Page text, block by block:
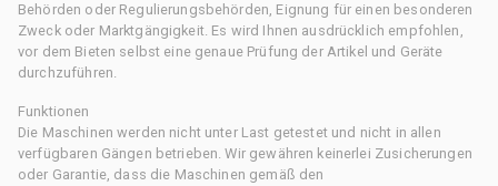
Behörden oder Regulierungsbehörden, Eignung für einen besonderen
Zweck oder Marktgängigkeit. Es wird Ihnen ausdrücklich empfohlen,
vor dem Bieten selbst eine genaue Prüfung der Artikel und Geräte
durchzuführen.
Funktionen
Die Maschinen werden nicht unter Last getestet und nicht in allen
verfügbaren Gängen betrieben. Wir gewähren keinerlei Zusicherungen
oder Garantie, dass die Maschinen gemäß den